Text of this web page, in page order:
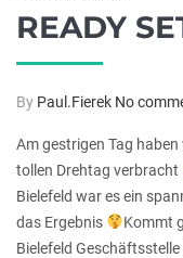
READY
By Paul.Fierek No
Am gestrigen Tag
tollen Drehtag verbracht
Bielefeld war es ein
das Ergebnis
Kommt
Bielefeld Geschäftsstelle